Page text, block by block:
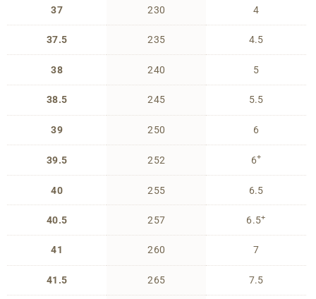
37
37.5
38
38.5
39
39.5
40
40.5
41
41.5
230
235
240
245
250
252
255
257
260
265
4
4.5
5
5.5
6
6+
6.5
6.5+
7
7.5